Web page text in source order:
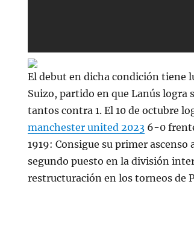
El debut en dicha condición tiene
Suizo, partido en que Lanús
tantos contra 1. El 10 de octubre
manchester united 2023 6-0
1919: Consigue su primer
segundo puesto en la división
restructuración en los torneos de